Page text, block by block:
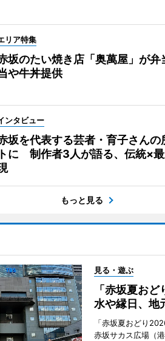
リア特集
坂のたい焼き店「奥萬屋」が
や牛丼提供
ンタビュー
坂を代表する芸者・育子さんの
トに 制作者3人が語る、伝統×
もっと見る
見る・遊ぶ
「赤坂夏お
水や縁日、地
「赤坂夏おどり
赤坂サカス広場（